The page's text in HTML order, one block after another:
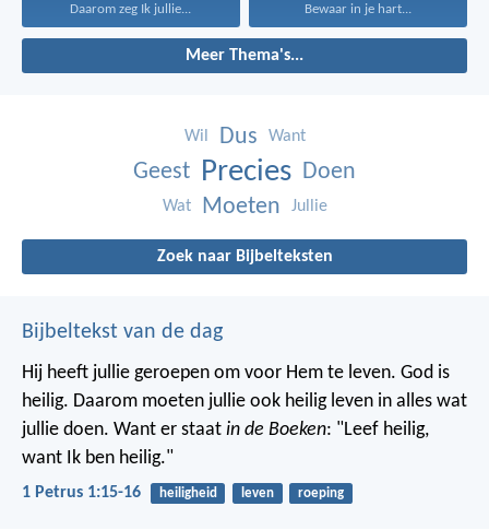
Daarom zeg Ik jullie... Bewaar in je hart...
Meer Thema's...
Wil Dus Want
Geest Precies Doen
Wat Moeten Jullie
Zoek naar Bijbelteksten
Bijbeltekst van de dag
Hij heeft jullie geroepen om voor Hem te leven. God is
heilig. Daarom moeten jullie ook heilig leven in alles wat
jullie doen. Want er staat in de Boeken: "Leef heilig,
want Ik ben heilig."
1 Petrus 1:15-16 heiligheid leven roeping